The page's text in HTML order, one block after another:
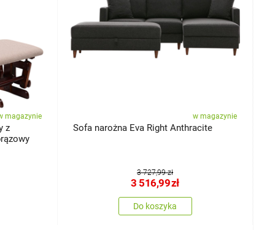
magazynie
z
w magazynie
Sofa narożna Eva Right Anthracite
3 727,99 zł
3 516,99zł
Do koszyka